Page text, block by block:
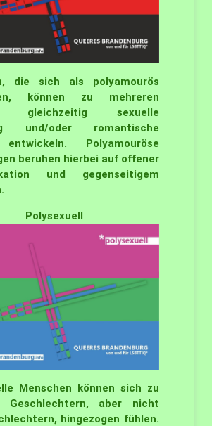
die sich als polyamourös
können zu mehreren
gleichzeitig sexuelle
und/oder romantische
Polyamouröse
beruhen hierbei auf offener
und gegenseitigem
Polysexuell
Menschen können sich zu
Geschlechtern, aber nicht
hingezogen fühlen.